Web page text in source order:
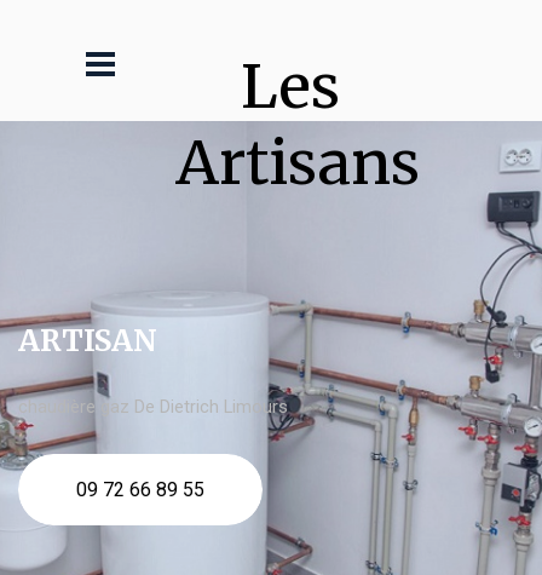
Les
Artisans
ARTISAN
chaudière gaz De Dietrich Limours
09 72 66 89 55